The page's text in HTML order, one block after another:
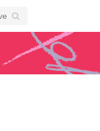
querida Emilia es la mejor!"